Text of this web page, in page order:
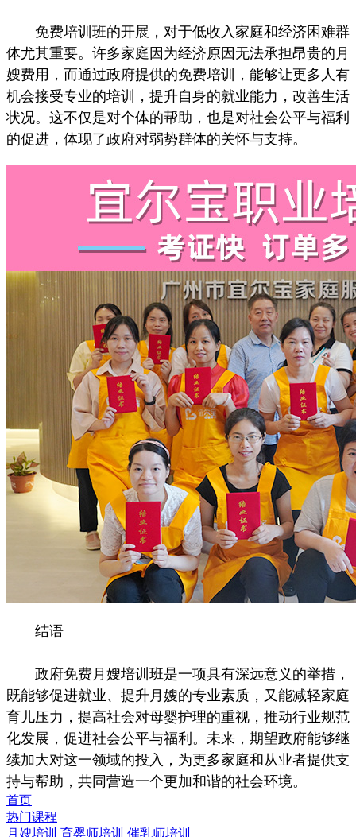
免费培训班的开展，对于低收入家庭和经济困难群
体尤其重要。许多家庭因为经济原因无法承担昂贵的月
嫂费用，而通过政府提供的免费培训，能够让更多人有
机会接受专业的培训，提升自身的就业能力，改善生活
状况。这不仅是对个体的帮助，也是对社会公平与福利
的促进，体现了政府对弱势群体的关怀与支持。
结语
政府免费月嫂培训班是一项具有深远意义的举措，
既能够促进就业、提升月嫂的专业素质，又能减轻家庭
育儿压力，提高社会对母婴护理的重视，推动行业规范
化发展，促进社会公平与福利。未来，期望政府能够继
续加大对这一领域的投入，为更多家庭和从业者提供支
持与帮助，共同营造一个更加和谐的社会环境。
首页
热门课程
月嫂培训 育婴师培训 催乳师培训